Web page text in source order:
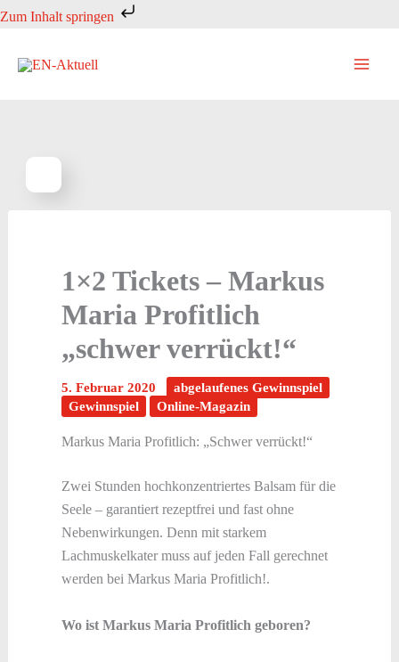
Zum Inhalt springen
Zum
springen
1×2 Tickets – Markus
Maria Profitlich
„schwer verrückt!“
5. Februar 2020
abgelaufenes Gewinnspiel
Gewinnspiel
Online-Magazin
Markus Maria Profitlich: „Schwer verrückt!“
Zwei Stunden hochkonzentriertes Balsam für die
Seele – garantiert rezeptfrei und fast ohne
Nebenwirkungen. Denn mit starkem
Lachmuskelkater muss auf jeden Fall gerechnet
werden bei Markus Maria Profitlich!.
Wo ist Markus Maria Profitlich geboren?